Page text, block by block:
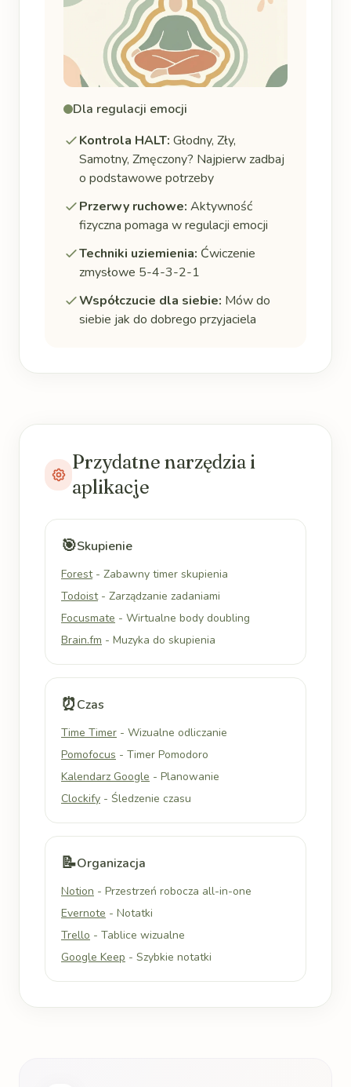
Dla regulacji emocji
Kontrola HALT: Głodny, Zły,
Samotny, Zmęczony? Najpierw zadbaj
o podstawowe potrzeby
Przerwy ruchowe: Aktywność
fizyczna pomaga w regulacji emocji
Techniki uziemienia: Ćwiczenie
zmysłowe 5-4-3-2-1
Współczucie dla siebie: Mów do
siebie jak do dobrego przyjaciela
Przydatne narzędzia i
aplikacje
🎯Skupienie
Forest- Zabawny timer skupienia
Todoist- Zarządzanie zadaniami
Focusmate - Wirtualne body doubling
Brain.fm - Muzyka do skupienia
⏰Czas
Time Timer - Wizualne odliczanie
Pomofocus - Timer Pomodoro
Kalendarz Google - Planowanie
Clockify - Śledzenie czasu
📝Organizacja
Notion - Przestrzeń robocza all-in-one
Evernote - Notatki
Trello - Tablice wizualne
Google Keep - Szybkie notatki